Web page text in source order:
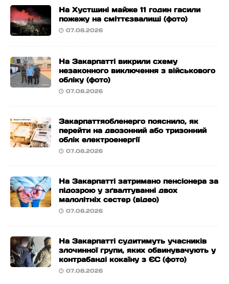
На Хустщині майже 11 годин гасили
пожежу на сміттєзвалищі (фото)
07.08.2026
На Закарпатті викрили схему
незаконного виключення з військового
обліку (фото)
07.08.2026
Закарпаттяобленерго пояснило, як
перейти на двозонний або тризонний
облік електроенергії
07.08.2026
На Закарпатті затримано пенсіонера за
підозрою у зґвалтуванні двох
малолітніх сестер (відео)
07.08.2026
На Закарпатті судитимуть учасників
злочинної групи, яких обвинувачують у
контрабанді кокаїну з ЄС (фото)
07.08.2026